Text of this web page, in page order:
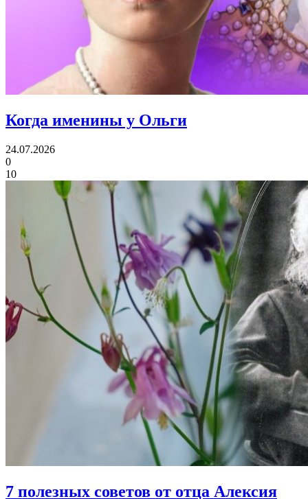
Когда именины у Ольги
24.07.2026
0
10
7 полезных советов от отца Алексия